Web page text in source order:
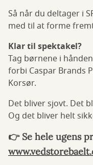
Så når du deltager i
med til at forme
Klar til spektakel?
Tag børnene i
forbi Caspar Brands
Korsør.
Det bliver sjovt. Det
Og det bliver helt
👉 Se hele ugens